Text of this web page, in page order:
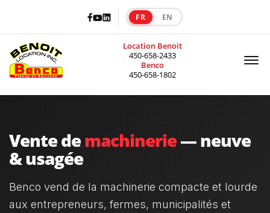
Facebook
Youtube
LinkedIn
FR | EN
Location Benoit
450-658-2433
Benco
450-658-1802
Vente demachinerie— neuve
& usagée
Benco vend de la machinerie compacte et lourde
aux entrepreneurs, fermes, municipalités et